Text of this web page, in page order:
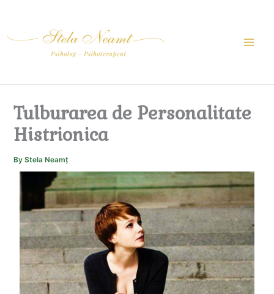
content
Tulburarea de Personalitate
Histrionica
ByStela Neamț